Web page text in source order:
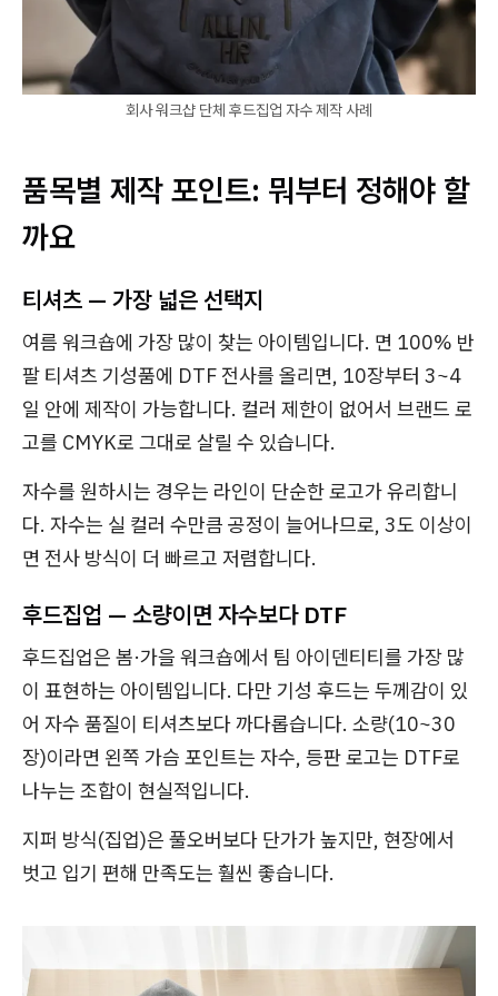
회사 워크샵 단체 후드집업 자수 제작 사례
품목별 제작 포인트: 뭐부터 정해야 할
까요
티셔츠 — 가장 넓은 선택지
여름 워크숍에 가장 많이 찾는 아이템입니다. 면 100% 반
팔 티셔츠 기성품에 DTF 전사를 올리면, 10장부터 3~4
일 안에 제작이 가능합니다. 컬러 제한이 없어서 브랜드 로
고를 CMYK로 그대로 살릴 수 있습니다.
자수를 원하시는 경우는 라인이 단순한 로고가 유리합니
다. 자수는 실 컬러 수만큼 공정이 늘어나므로, 3도 이상이
면 전사 방식이 더 빠르고 저렴합니다.
후드집업 — 소량이면 자수보다 DTF
후드집업은 봄·가을 워크숍에서 팀 아이덴티티를 가장 많
이 표현하는 아이템입니다. 다만 기성 후드는 두께감이 있
어 자수 품질이 티셔츠보다 까다롭습니다. 소량(10~30
장)이라면 왼쪽 가슴 포인트는 자수, 등판 로고는 DTF로
나누는 조합이 현실적입니다.
지퍼 방식(집업)은 풀오버보다 단가가 높지만, 현장에서
벗고 입기 편해 만족도는 훨씬 좋습니다.